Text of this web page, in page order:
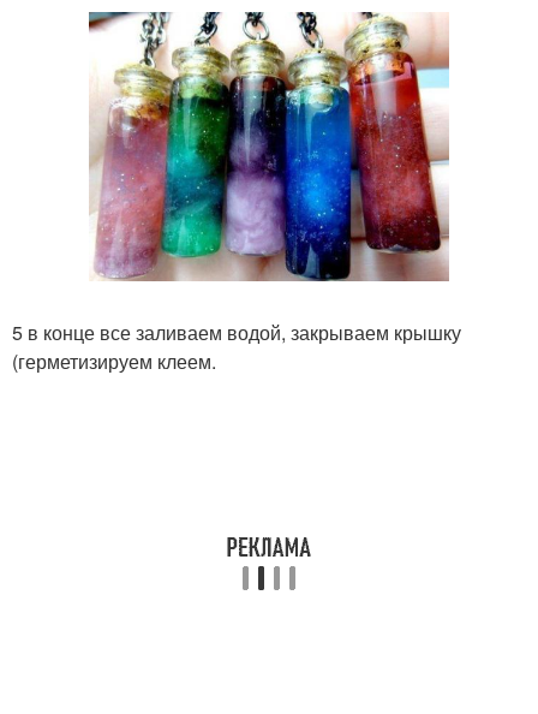
5 в конце все заливаем водой, закрываем крышку
(герметизируем клеем.